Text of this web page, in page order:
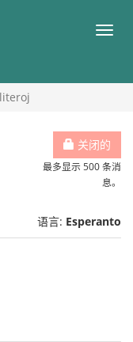
目
关闭的
最多显示 500 条消
息。
语言: Esperanto